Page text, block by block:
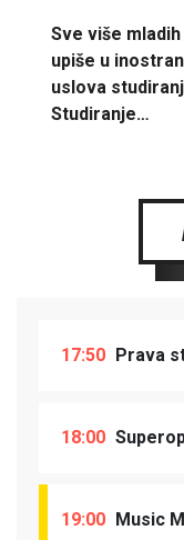
Sve više
upiše u
uslova
Studiranje…
17:50 Prava
18:00
19:00 Music